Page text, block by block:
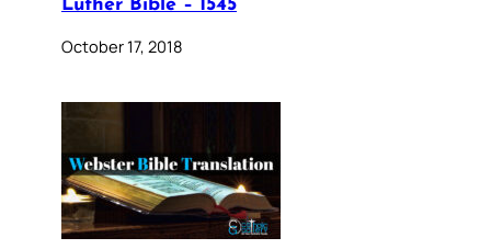
Luther Bible – 1545
October 17, 2018